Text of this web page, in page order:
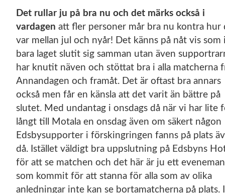
Det rullar ju på bra nu och det märks också i
vardagen att fler personer mår bra nu kontra hur
var mellan jul och nyår! Det känns på nåt vis som
bara laget slutit sig samman utan även
har knutit näven och stöttat bra i alla matcherna
Annandagen och framåt. Det är oftast bra annars
också men får en känsla att det varit än bättre på
slutet. Med undantag i onsdags då när vi har lite
långt till Motala en onsdag även om säkert någon
Edsbysupporter i förskingringen fanns på plats
då. Istället väldigt bra uppslutning på Edsbyns
för att se matchen och det här är ju ett
som kommit för att stanna för alla som av olika
anledningar inte kan se bortamatcherna på plats. I